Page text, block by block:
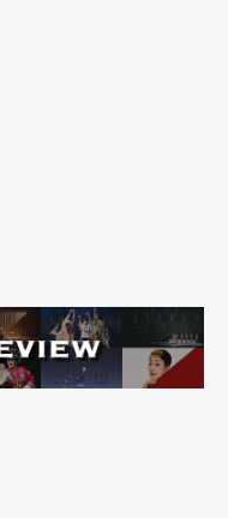
山脉最北端，爬
往下挖的地层精神